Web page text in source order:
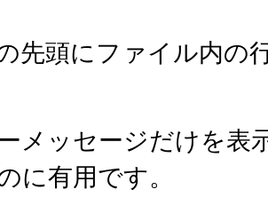
先頭にファイル内の
メッセージだけを表
に有用です。